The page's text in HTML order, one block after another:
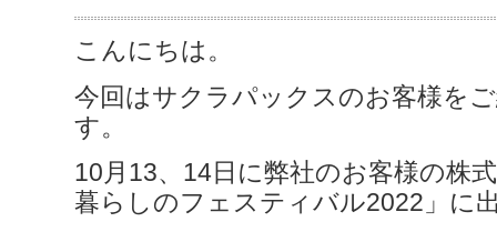
こんにちは。
今回はサクラパックスのお客様を
す。
10月13、14日に弊社のお客様の株
暮らしのフェスティバル2022」に